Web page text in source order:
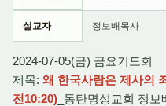
설교자 정보배목사
2024-07-05(금) 금요기도회
제목: 왜 한국사람은 제사의
전10:20) _동탄명성교회 정보